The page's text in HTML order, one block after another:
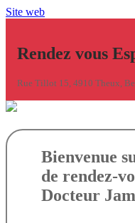
Site web
Rendez vous
Rue Tillot 15, 4910 Theux,
Bienvenue
de rendez-
Docteur